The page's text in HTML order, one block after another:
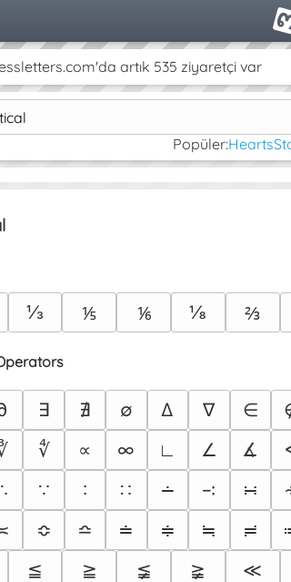
artık 535 ziyaretçi var
Popüler:Hearts
⅓ ⅕ ⅙ ⅛ ⅔
∃ ∄ ∅ ∆ ∇ ∈
∜ ∝ ∞ ∟ ∠ ∡
∵ ∶ ∷ ∸ ∹ ∺
≎ ≏ ≐ ≑ ≒ ≓
≦ ≧ ≨ ≩ ≪